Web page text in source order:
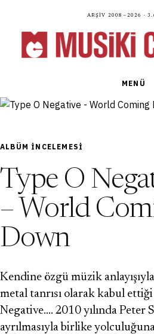
Arşiv 2008—2026 ·
MENÜ
ALBÜM INCELEMESI
Type O
– World
Down
Kendine özgü müzik
metal tanrısı olarak kabul
Negative.... 2010 yılında Peter
ayrılmasıyla birlike